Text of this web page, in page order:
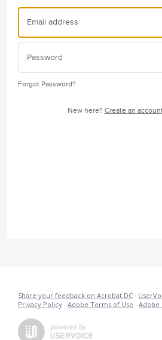
Forgot Password?
New here? Create an
Share your feedback on Acrobat DC ·
Privacy Policy · Adobe Terms of Use · Adobe